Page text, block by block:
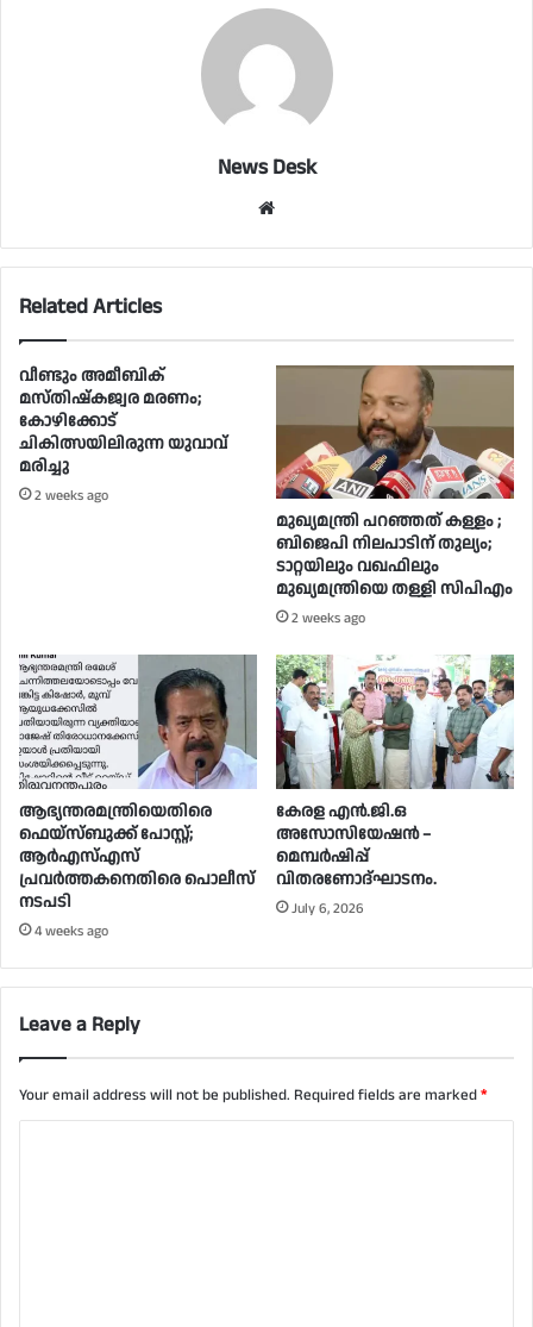
News Desk
Related Articles
വീണ്ടും അമീബിക്
മസ്തിഷ്‌കജ്വര മരണം;
കോഴിക്കോട്
ചികിത്സയിലിരുന്ന യുവാവ്
മരിച്ചു
2 weeks ago
മുഖ്യമന്ത്രി പറഞ്ഞത് കള്ളം ;
ബിജെപി നിലപാടിന് തുല്യം;
ടാറ്റയിലും വഖഫിലും
മുഖ്യമന്ത്രിയെ തള്ളി സിപിഎം
2 weeks ago
ആഭ്യന്തരമന്ത്രിയെതിരെ
ഫെയ്‌സ്ബുക്ക് പോസ്റ്റ്;
ആർഎസ്എസ്
പ്രവർത്തകനെതിരെ പൊലീസ്
നടപടി
4 weeks ago
കേരള എൻ.ജി.ഒ
അസോസിയേഷൻ –
മെമ്പർഷിപ്പ്
വിതരണോദ്ഘാടനം.
July 6, 2026
Leave a Reply
Your email address will not be published. Required fields are marked*